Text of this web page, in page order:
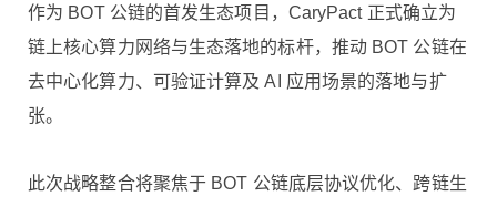
作为 BOT 公链的首发生态项目，CaryPact 正式确立为
链上核心算力网络与生态落地的标杆，推动 BOT 公链在
去中心化算力、可验证计算及 AI 应用场景的落地与扩
张。
此次战略整合将聚焦于 BOT 公链底层协议优化、跨链生